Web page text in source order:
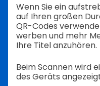
Wenn Sie ein
auf Ihren großen
QR-Codes
werben und mehr
Ihre Titel anzuhören.
Beim Scannen wird
des Geräts